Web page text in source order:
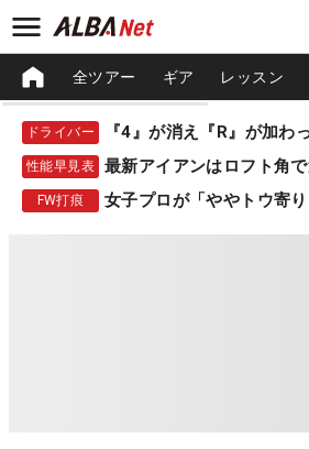
全ツアー ギア レッスン
ドライバー
性能早見表 最新アイアンはロフト角で
FW打痕 女子プロが「ややトウ寄